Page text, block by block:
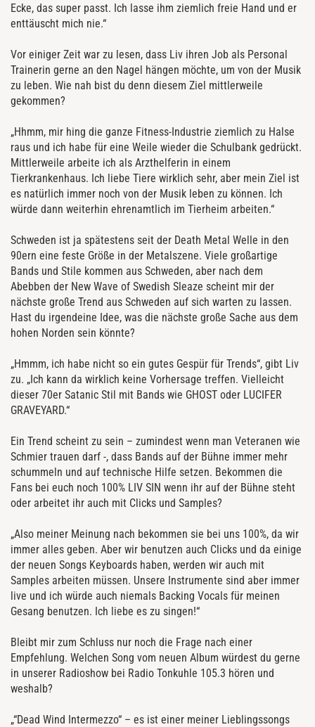
Ecke, das super passt. Ich lasse ihm ziemlich freie Hand und er
enttäuscht mich nie.“
Vor einiger Zeit war zu lesen, dass Liv ihren Job als Personal
Trainerin gerne an den Nagel hängen möchte, um von der Musik
zu leben. Wie nah bist du denn diesem Ziel mittlerweile
gekommen?
„Hhmm, mir hing die ganze Fitness-Industrie ziemlich zu Halse
raus und ich habe für eine Weile wieder die Schulbank gedrückt.
Mittlerweile arbeite ich als Arzthelferin in einem
Tierkrankenhaus. Ich liebe Tiere wirklich sehr, aber mein Ziel ist
es natürlich immer noch von der Musik leben zu können. Ich
würde dann weiterhin ehrenamtlich im Tierheim arbeiten.“
Schweden ist ja spätestens seit der Death Metal Welle in den
90ern eine feste Größe in der Metalszene. Viele großartige
Bands und Stile kommen aus Schweden, aber nach dem
Abebben der New Wave of Swedish Sleaze scheint mir der
nächste große Trend aus Schweden auf sich warten zu lassen.
Hast du irgendeine Idee, was die nächste große Sache aus dem
hohen Norden sein könnte?
„Hmmm, ich habe nicht so ein gutes Gespür für Trends“, gibt Liv
zu. „Ich kann da wirklich keine Vorhersage treffen. Vielleicht
dieser 70er Satanic Stil mit Bands wie GHOST oder LUCIFER
GRAVEYARD.“
Ein Trend scheint zu sein – zumindest wenn man Veteranen wie
Schmier trauen darf -, dass Bands auf der Bühne immer mehr
schummeln und auf technische Hilfe setzen. Bekommen die
Fans bei euch noch 100% LIV SIN wenn ihr auf der Bühne steht
oder arbeitet ihr auch mit Clicks und Samples?
„Also meiner Meinung nach bekommen sie bei uns 100%, da wir
immer alles geben. Aber wir benutzen auch Clicks und da einige
der neuen Songs Keyboards haben, werden wir auch mit
Samples arbeiten müssen. Unsere Instrumente sind aber immer
live und ich würde auch niemals Backing Vocals für meinen
Gesang benutzen. Ich liebe es zu singen!“
Bleibt mir zum Schluss nur noch die Frage nach einer
Empfehlung. Welchen Song vom neuen Album würdest du gerne
in unserer Radioshow bei Radio Tonkuhle 105.3 hören und
weshalb?
„“Dead Wind Intermezzo“ – es ist einer meiner Lieblingssongs